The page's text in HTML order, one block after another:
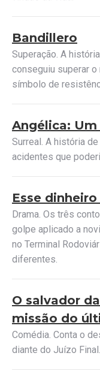
Bandillero
Superação. A
conseguiu superar
símbolo de
Angélica:
Surreal. A história
acidentes que
Esse
Drama. Os três
golpe aplicado a
no Terminal
diferentes.
O salvador
missão do
Comédia. Conta o
diante do Juízo Final.